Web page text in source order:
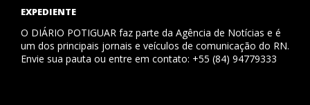
EXPEDIENTE
O DIÁRIO POTIGUAR faz parte da Agência de Notícias e é
um dos principais jornais e veículos de comunicação do RN.
Envie sua pauta ou entre em contato: +55 (84) 94779333